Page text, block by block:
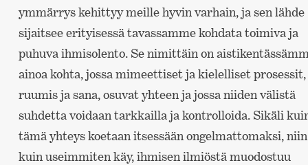
ymmärrys kehittyy meille hyvin varhain, ja sen lähde
sijaitsee erityisessä tavassamme kohdata toimiva ja
puhuva ihmisolento. Se nimittäin on
ainoa kohta, jossa mimeettiset ja kielelliset prosessit,
ruumis ja sana, osuvat yhteen ja jossa niiden välistä
suhdetta voidaan tarkkailla ja kontrolloida. Sikäli
tämä yhteys koetaan itsessään ongelmattomaksi, niin
kuin useimmiten käy, ihmisen ilmiöstä muodostuu